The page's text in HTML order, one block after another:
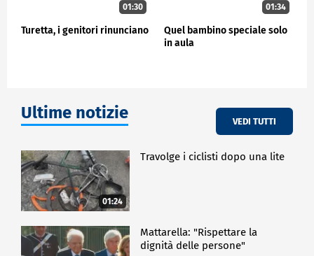
01:30
Turetta, i genitori rinunciano
01:34
Quel bambino speciale solo
in aula
Ultime notizie VEDI TUTTI
01:24
Travolge i ciclisti dopo una lite
Mattarella: "Rispettare la
dignità delle persone"